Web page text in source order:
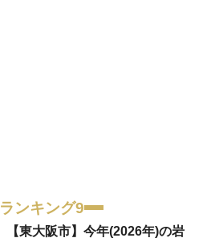
ランキング9
【東大阪市】今年(2026年)の岩